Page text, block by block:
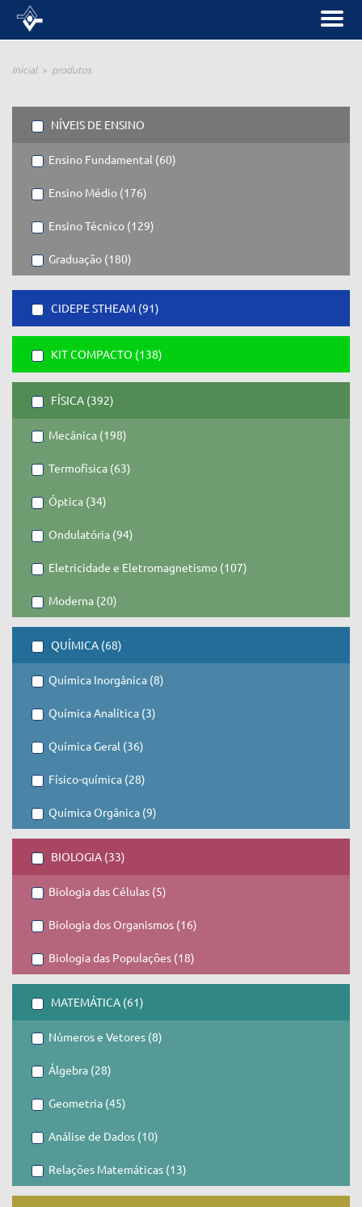
Inicial produtos
NÍVEIS DE ENSINO
Ensino Fundamental (60)
Ensino Médio (176)
Ensino Técnico (129)
Graduação (180)
CIDEPE STHEAM (91)
KIT COMPACTO (138)
FÍSICA (392)
Mecânica (198)
Termofísica (63)
Óptica (34)
Ondulatória (94)
Eletricidade e Eletromagnetismo (107)
Moderna (20)
QUÍMICA (68)
Química Inorgânica (8)
Química Analítica (3)
Química Geral (36)
Físico-química (28)
Química Orgânica (9)
BIOLOGIA (33)
Biologia das Células (5)
Biologia dos Organismos (16)
Biologia das Populações (18)
MATEMÁTICA (61)
Números e Vetores (8)
Álgebra (28)
Geometria (45)
Análise de Dados (10)
Relações Matemáticas (13)